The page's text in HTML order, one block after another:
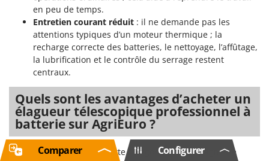
en peu de temps.
Entretien courant réduit : il ne demande pas les
attentions typiques d’un moteur thermique ; la
recharge correcte des batteries, le nettoyage, l’affûtage,
la lubrification et le contrôle du serrage restent
centraux.
Quels sont les avantages d’acheter un
élagueur télescopique professionnel à
batterie sur AgriEuro ?
Sur AgriEuro, l’achat de cette catégorie s’accompagne de
Configurer
Comparer